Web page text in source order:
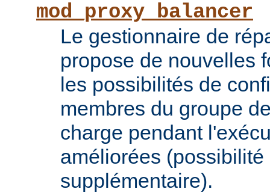
mod_proxy_balancer
Le gestionnaire de
propose de nouvelles
les possibilités de
membres du groupe
charge pendant
améliorées
supplémentaire).